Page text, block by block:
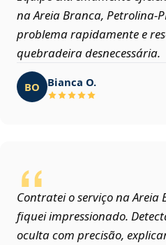
na Areia Branca,
problema rapidamente e
quebradeira desnecessária.
BO Bianca O.
Contratei o serviço na Areia
fiquei impressionado.
oculta com precisão,